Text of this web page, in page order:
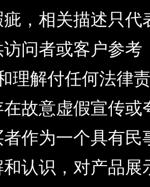
，相关描述只
问者或客户参
理解付任何法律
故意虚假宣传
作为一个具有
认识，对产品